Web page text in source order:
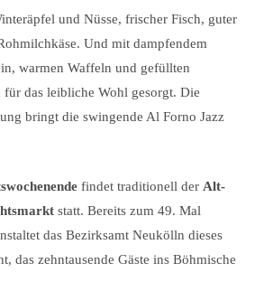
und Nüsse, frischer Fisch, guter
Und mit dampfendem
warmen Waffeln und gefüllten
für das leibliche Wohl gesorgt. Die
bringt die swingende Al Forno Jazz
findet traditionell der Alt-
statt. Bereits zum 49. Mal
das Bezirksamt Neukölln dieses
das zehntausende Gäste ins Böhmische